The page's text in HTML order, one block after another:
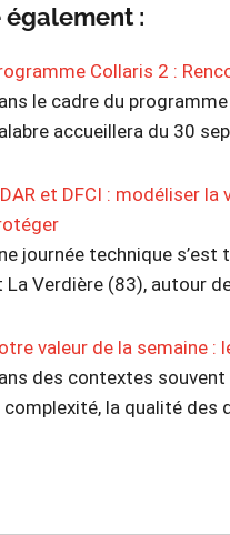
également :
Collaris 2 :
le cadre du
accueillera du 30
et DFCI : modéliser
journée technique
La Verdière (83), autour
valeur de la semaine :
des contextes souvent
complexité, la qualité des